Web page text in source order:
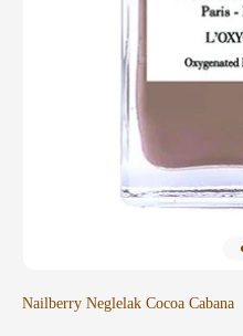
Nailberry Neglelak Cocoa Cabana